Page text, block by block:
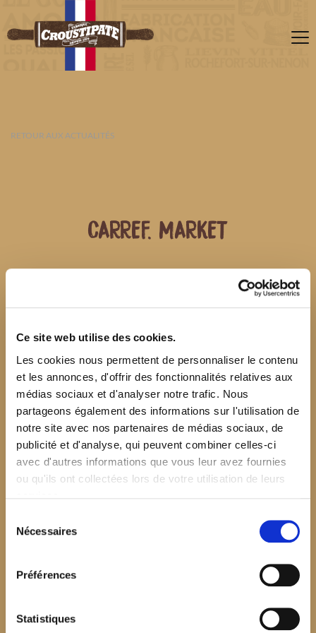
Ce site web utilise des cookies.
Les cookies nous permettent de personnaliser le contenu
et les annonces, d'offrir des fonctionnalités relatives aux
médias sociaux et d'analyser notre trafic. Nous
partageons également des informations sur l'utilisation de
notre site avec nos partenaires de médias sociaux, de
publicité et d'analyse, qui peuvent combiner celles-ci
avec d'autres informations que vous leur avez fournies
ou qu'ils ont collectées lors de votre utilisation de leurs
Nécessaires
Préférences
Statistiques
RETOUR AUX ACTUALITÉS
CARREF. MARKET